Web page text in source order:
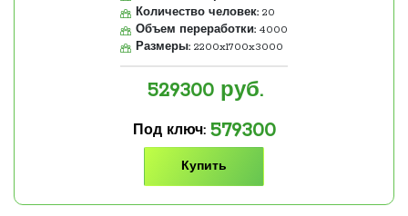
Количество человек: 20
Объем переработки: 4000
Размеры: 2200x1700x3000
529300руб.
Под ключ: 579300
Купить